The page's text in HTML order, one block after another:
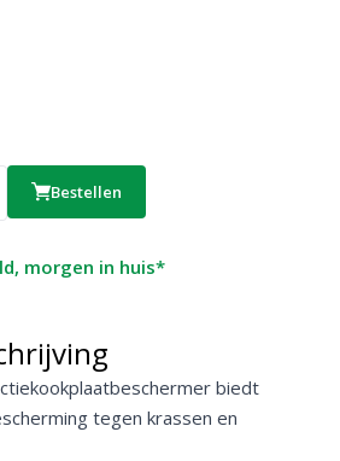
Bestellen
morgen in huis*
biedt
tegen krassen en